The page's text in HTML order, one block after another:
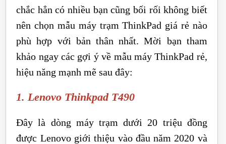
chắc hẳn có nhiều bạn cũng bối rối không biết
nên chọn mẫu máy trạm ThinkPad giá rẻ nào
phù hợp với bản thân nhất. Mời bạn tham
khảo ngay các gợi ý về mẫu máy ThinkPad rẻ,
hiệu năng mạnh mẽ sau đây:
1. Lenovo Thinkpad T490
Đây là dòng máy trạm dưới 20 triệu đồng
được Lenovo giới thiệu vào đầu năm 2020 và